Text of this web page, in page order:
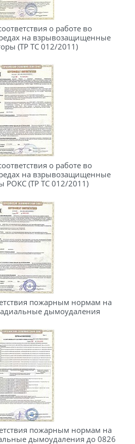
о работе во
на взрывозащищенные
(ТР ТС 012/2011)
о работе во
на взрывозащищенные
РОКС (ТР ТС 012/2011)
пожарным нормам на
дымоудаления
пожарным нормам на
дымоудаления до 0826